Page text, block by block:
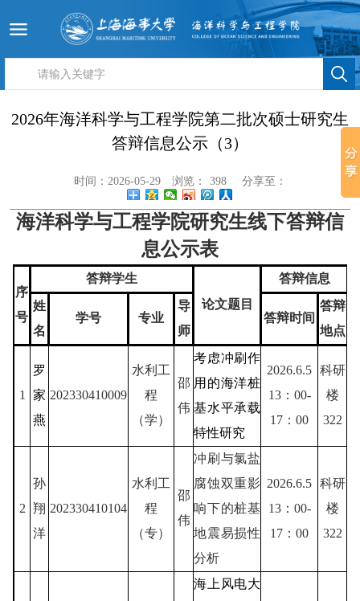
2026年海洋科学与工程学院第二批次硕士研究生
答辩信息公示（3）
时间：2026-05-29 浏览： 398 分享至：
海洋科学与工程学院研究生线下答辩信
息公示表
序
号
答辩学生
论文题目
答辩信息
姓
名
学号 专业
导
师
答辩时间
答辩
地点
1
罗
家
燕
202330410009
水利工
程
（学）
邵
伟
考虑冲刷作
用的海洋桩
基水平承载
特性研究
2026.6.5
13：00-
17：00
科研
楼
322
2
孙
翔
洋
202330410104
水利工
程
（专）
邵
伟
冲刷与氯盐
腐蚀双重影
响下的桩基
地震易损性
分析
2026.6.5
13：00-
17：00
科研
楼
322
海上风电大